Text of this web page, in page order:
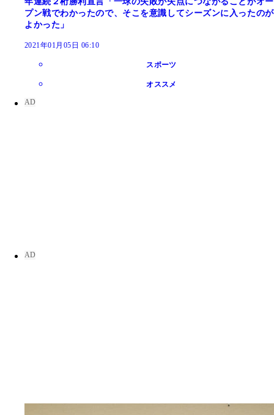
プン戦でわかったので、そこを意識してシーズンに入ったのが
よかった」
2021年01月05日 06:10
スポーツ
オススメ